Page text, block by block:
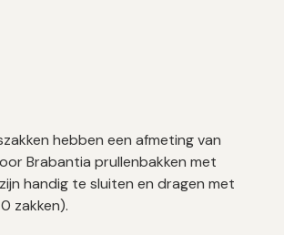
hebben een afmeting van
Brabantia prullenbakken met
handig te sluiten en dragen met
zakken).